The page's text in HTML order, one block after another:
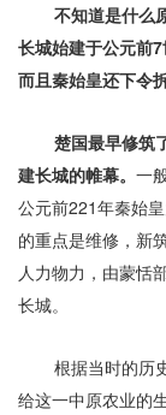
不知道是什么
长城始建于公元前7
而且秦始皇还下令
楚国最早修筑
建长城的帷幕。 一
公元前221年秦始
的重点是维修，新
人力物力，由蒙恬
长城。
根据当时的历
给这一中原农业的